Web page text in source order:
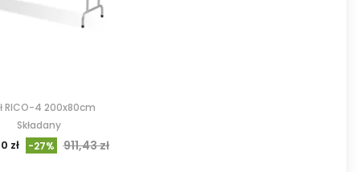
RICO-4 200x80cm
Składany
zł -27% 911,43 zł